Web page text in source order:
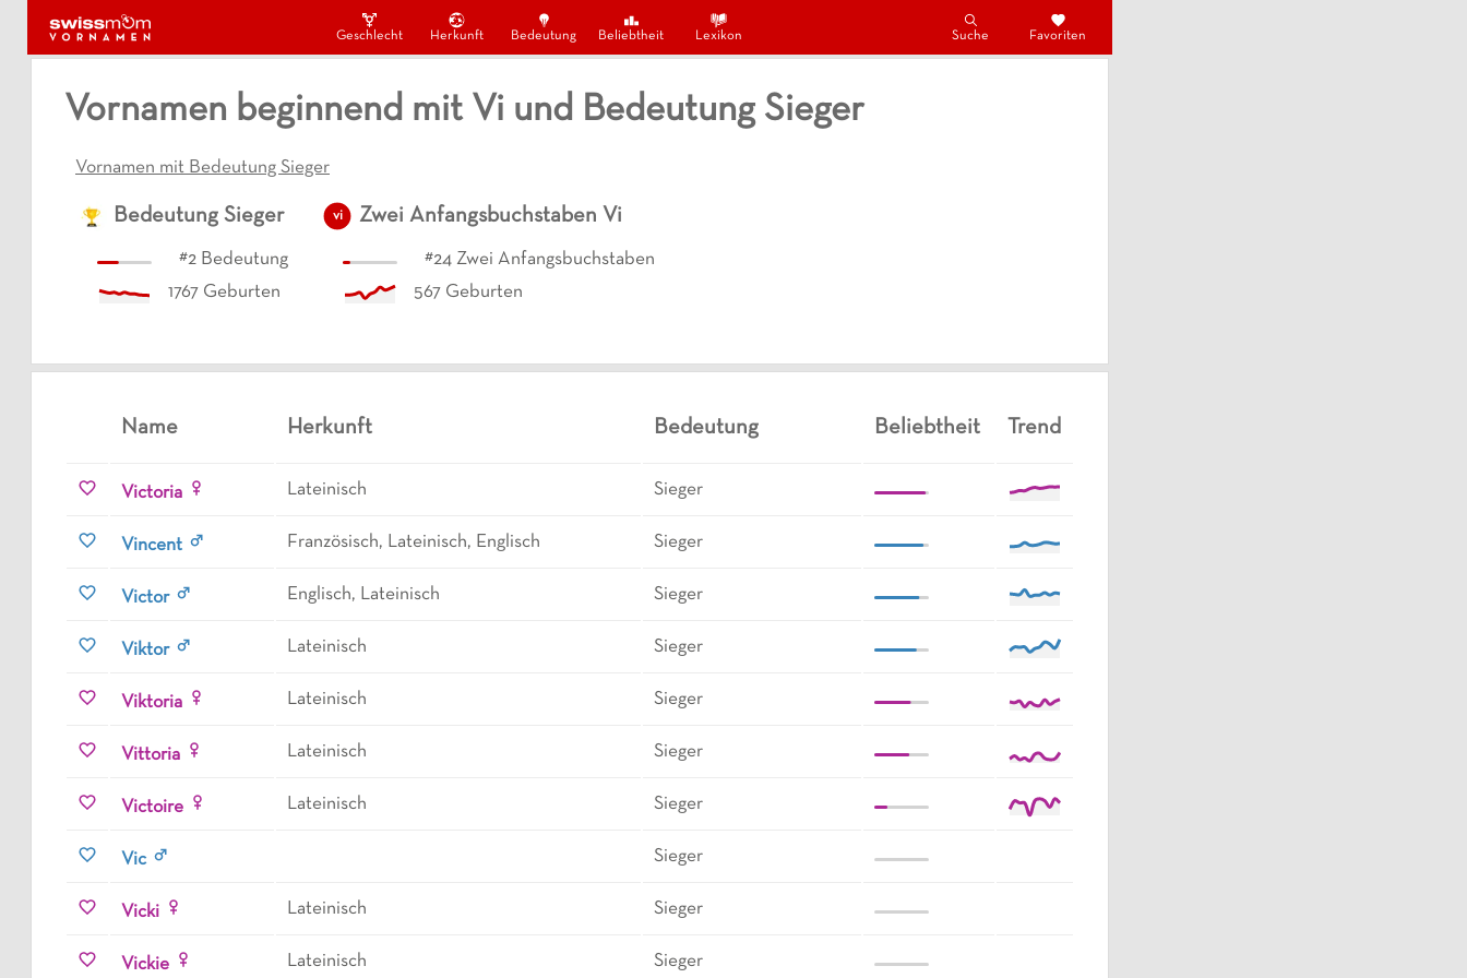
Geschlecht Herkunft Bedeutung Beliebtheit Lexikon Suche Favoriten
Vornamen beginnend mit Vi und Bedeutung Sieger
Vornamen mit Bedeutung Sieger
Bedeutung Sieger
#2 Bedeutung
1767 Geburten
vi Zwei Anfangsbuchstaben Vi
#24 Zwei Anfangsbuchstaben
567 Geburten
Name Herkunft Bedeutung Beliebtheit Trend
Victoria Lateinisch Sieger
Vincent Französisch, Lateinisch, Englisch Sieger
Victor Englisch, Lateinisch Sieger
Viktor Lateinisch Sieger
Viktoria Lateinisch Sieger
Vittoria Lateinisch Sieger
Victoire Lateinisch Sieger
Vic Sieger
Vicki Lateinisch Sieger
Vickie Lateinisch Sieger